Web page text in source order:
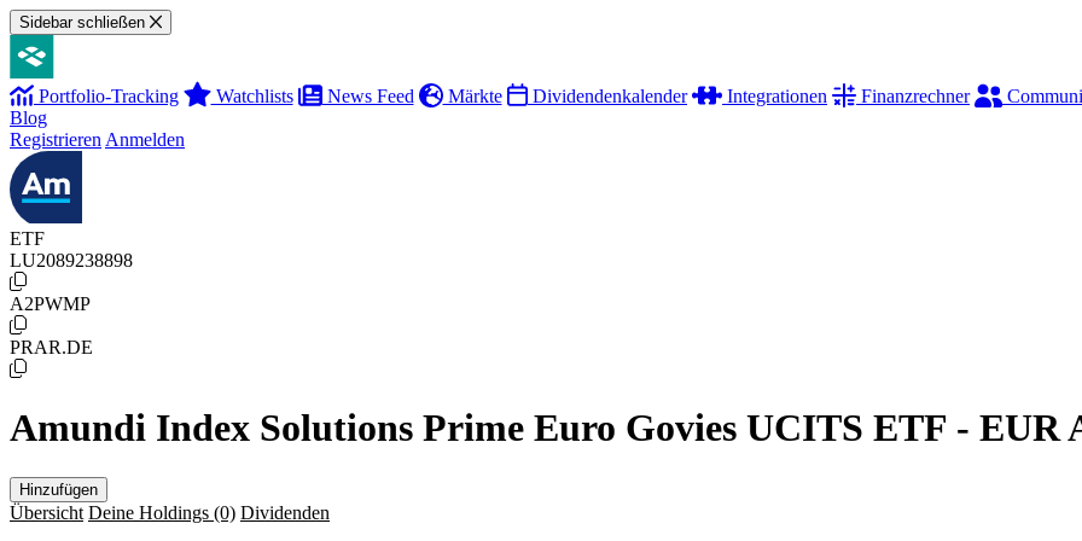
Sidebar schließen
Portfolio-Tracking Watchlists News Feed Märkte Dividendenkalender Integrationen Finanzrechner
Blog
Registrieren Anmelden
ETF
LU2089238898
A2PWMP
PRAR.DE
Amundi Index Solutions Prime Euro Govies UCITS ETF - EUR
Hinzufügen
Übersicht Deine Holdings (0) Dividenden